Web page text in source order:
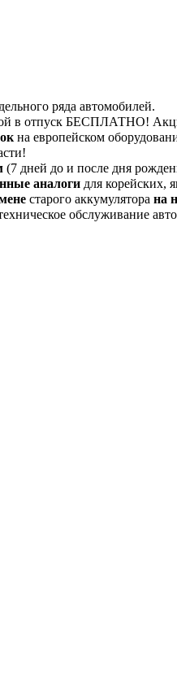
ряда автомобилей.
в отпуск БЕСПЛАТНО!
на европейском
(7 дней до и после дня
аналоги для корейских,
старого аккумулятора на
обслуживание